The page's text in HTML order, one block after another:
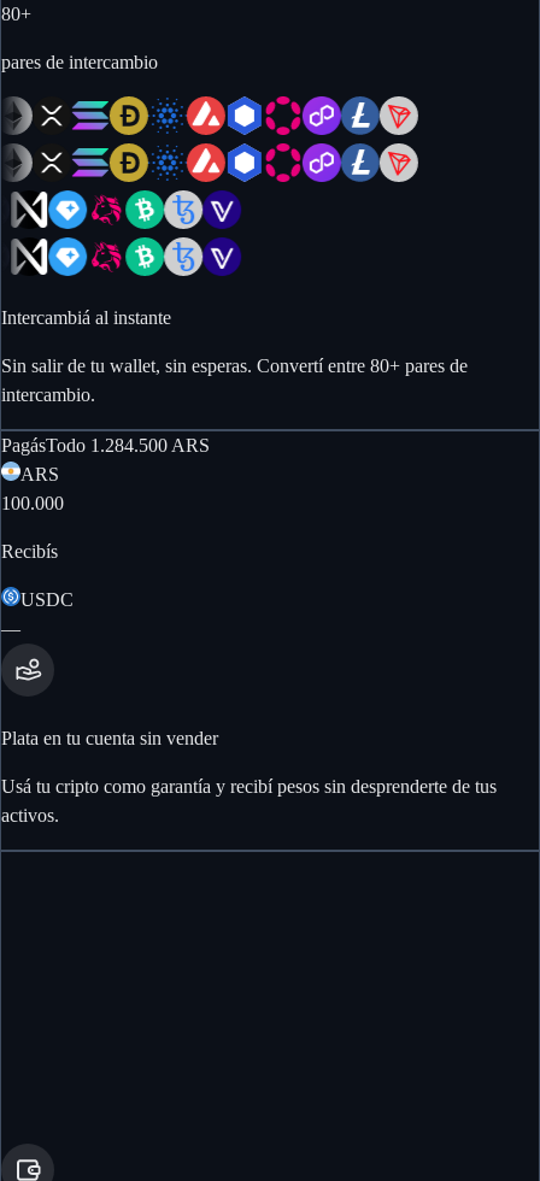
80+
pares de intercambio
Intercambiá al instante
Sin salir de tu wallet, sin esperas. Convertí entre 80+ pares de
intercambio.
PagásTodo 1.284.500 ARS
ARS
100.000
Recibís
USDC
—
Plata en tu cuenta sin vender
Usá tu cripto como garantía y recibí pesos sin desprenderte de tus
activos.